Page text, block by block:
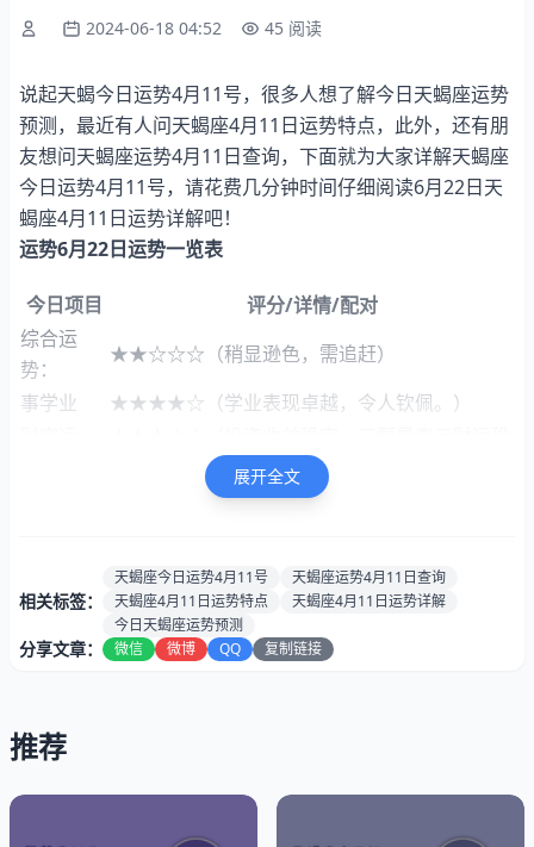
2024-06-18 04:52 45 阅读
说起天蝎今日运势4月11号，很多人想了解今日天蝎座运势
预测，最近有人问天蝎座4月11日运势特点，此外，还有朋
友想问天蝎座运势4月11日查询，下面就为大家详解天蝎座
今日运势4月11号，请花费几分钟时间仔细阅读6月22日天
蝎座4月11日运势详解吧！
运势6月22日运势一览表
今日项目
评分/详情/配对
综合运
势：
★★☆☆☆（稍显逊色，需追赶）
事学业
★★★★☆（学业表现卓越，令人钦佩。）
★★★★★（浪漫满溢，五星爱情运势如梦似
数：
75%（健康程度中等，三星）
摩羯和水瓶
贵人生肖:
生肖牛和牛
运势6月22日幸运指南
展开全文
相关标签：
天蝎座今日运势4月11号
天蝎座运势4月11日查询
天蝎座4月11日运势特点
天蝎座4月11日运势详解
今日天蝎座运势预测
分享文章： 微信 微博 QQ 复制链接
推荐